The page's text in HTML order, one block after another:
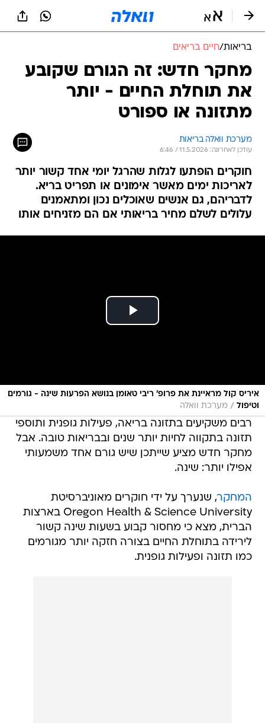
בריאות/חיים בריאים
מחקר חדש: זה הגורם שקובע
את תוחלת החיים - יותר
מתזונה או ספורט
מערכת וואלה בריאות
עודכן לאחרונה: 11.5.2026 / 6:46
חוקרים הופתעו לגלות שהרגל יומי אחד קשור יותר
לאריכות ימים מאשר אימונים או תפריט בריא.
לדבריהם, גם אנשים שאוכלים נכון ומתאמנים
עלולים לשלם מחיר בריאותי אם הם מזניחים אותו
איריס קול מראיינת את פרופ' ריבי טאומן בנושא הפרעות שינה - גורמים
וטיפול / מערכת וואלה
רבים משקיעים בתזונה בריאה, פעילות גופנית ותוספי
תזונה בתקווה לחיות יותר שנים ובבריאות טובה. אבל
מחקר חדש מציע שייתכן שיש גורם אחד משמעותי
אפילו יותר: שינה.
המחקר, שנערך על ידי חוקרים מאוניברסיטת
Oregon Health & Science University בארצות
הברית, מצא כי מחסור קבוע בשעות שינה קשור
לירידה בתוחלת החיים בצורה חזקה יותר מגורמים
כמו תזונה ופעילות גופנית.